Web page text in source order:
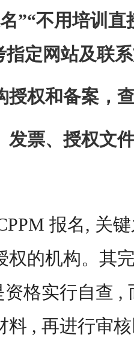
”“不用培训直
指定网站及联
授权和备案，
发票、授权文
报名, 关
权的机构。其
格实行自查 ,
料 , 再进行审